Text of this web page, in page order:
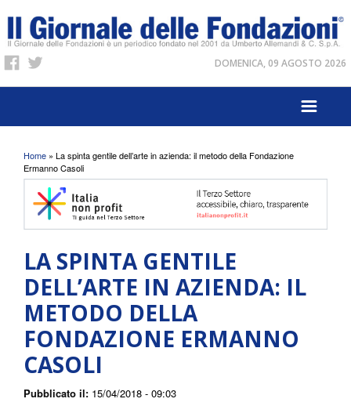
DOMENICA, 09 AGOSTO 2026
Tu sei qui
Home » La spinta gentile dell’arte in azienda: il metodo della Fondazione
Ermanno Casoli
LA SPINTA GENTILE
DELL’ARTE IN AZIENDA: IL
METODO DELLA
FONDAZIONE ERMANNO
CASOLI
Pubblicato il: 15/04/2018 - 09:03